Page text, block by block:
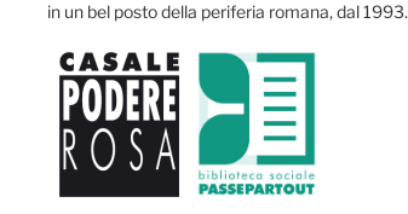
in un bel posto della periferia romana, dal 1993.